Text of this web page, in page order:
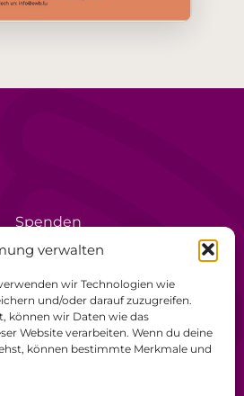
verwalten
wir Technologien wie
und/oder darauf zuzugreifen.
können wir Daten wie das
Website verarbeiten. Wenn du deine
können bestimmte Merkmale und
Spenden
Ehrenamt
Impressum
Allgemeine